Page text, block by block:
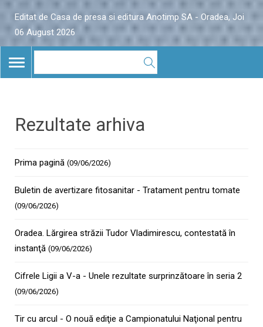
Editat de Casa de presa si editura Anotimp SA - Oradea, Joi
06 August 2026
TOGGLE
NAVIGATION
Rezultate arhiva
Prima pagină (09/06/2026)
Buletin de avertizare fitosanitar - Tratament pentru tomate
(09/06/2026)
Oradea. Lărgirea străzii Tudor Vladimirescu, contestată în
instanţă (09/06/2026)
Cifrele Ligii a V-a - Unele rezultate surprinzătoare în seria 2
(09/06/2026)
Tir cu arcul - O nouă ediţie a Campionatului Naţional pentru